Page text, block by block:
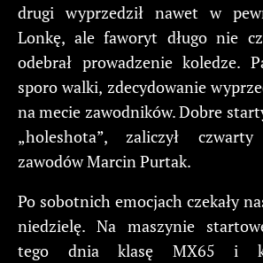
drugi wyprzedził nawet w
Lonkę, ale faworyt długo nie
odebrał prowadzenie koledze.
sporo walki, zdecydowanie
na mecie zawodników. Dobre
„holeshota”, zaliczył
zawodów Marcin Purtak.
Po sobotnich emocjach czekały
niedzielę. Na maszynie
tego dnia klasę MX65 i